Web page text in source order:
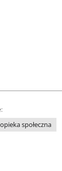
opieka społeczna